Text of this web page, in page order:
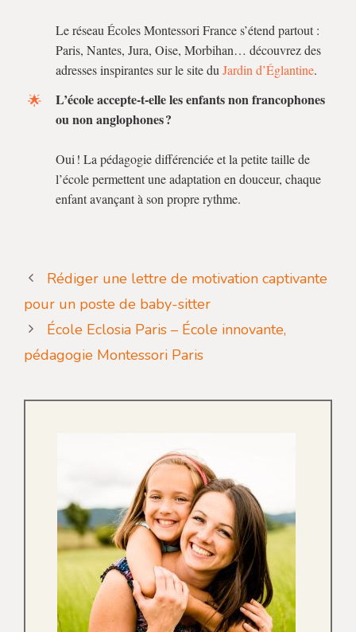
Le réseau Écoles Montessori France s’étend partout :
Paris, Nantes, Jura, Oise, Morbihan… découvrez des
adresses inspirantes sur le site du Jardin d’Églantine.
L’école accepte-t-elle les enfants non francophones
ou non anglophones ?
Oui ! La pédagogie différenciée et la petite taille de
l’école permettent une adaptation en douceur, chaque
enfant avançant à son propre rythme.
Rédiger une lettre de motivation captivante
pour un poste de baby-sitter
École Eclosia Paris – École innovante,
pédagogie Montessori Paris